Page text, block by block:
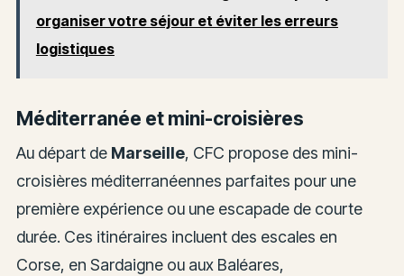
organiser votre séjour et éviter les erreurs
logistiques
Méditerranée et mini-croisières
Au départ de Marseille, CFC propose des mini-
croisières méditerranéennes parfaites pour une
première expérience ou une escapade de courte
durée. Ces itinéraires incluent des escales en
Corse, en Sardaigne ou aux Baléares,